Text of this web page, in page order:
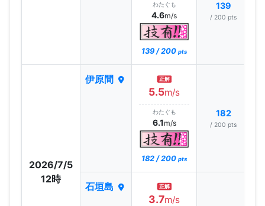
わたぐも
4.6m/s
139 / 200 pts
139
/ 200 pts
2026/7/5
12時
伊原間 正解
5.5m/s
わたぐも
6.1m/s
182 / 200 pts
182
/ 200 pts
石垣島 正解
3.7m/s